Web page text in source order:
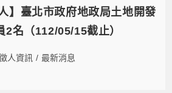
】臺北市政府地政局土地開發
2名（112/05/15截止）
人資訊 / 最新消息